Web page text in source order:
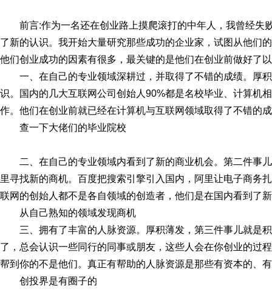
前言:作为一名还在创业路上摸爬滚打的中年人，我曾经失
了新的认识。我开始大量研究那些成功的企业家，试图从他们
他们创业成功的因素有很多，最关键的是他们在创业前做好了
一、在自己的专业领域深耕过，并取得了不错的成绩。厚
识。国内的几大互联网公司创始人90%都是名校毕业、计算机
作。他们在创业前就已经在计算机与互联网领域取得了不错的
查一下大佬们的毕业院校
二、在自己的专业领域内看到了新的商业机会。第二件事
里寻找新的商机。百度把搜索引擎引入国内，阿里让电子商务
联网的创始人都不是各自领域的创造者，他们是在国内看到了
从自己熟知的领域发现商机
三、拥有了丰富的人脉资源。厚积薄发，第三件事儿就是
了，总会认识一些同行的同事或朋友，这些人会在你创业的过
帮到你的不是他们。真正有帮助的人脉资源是那些有资本的、
创投界是有圈子的